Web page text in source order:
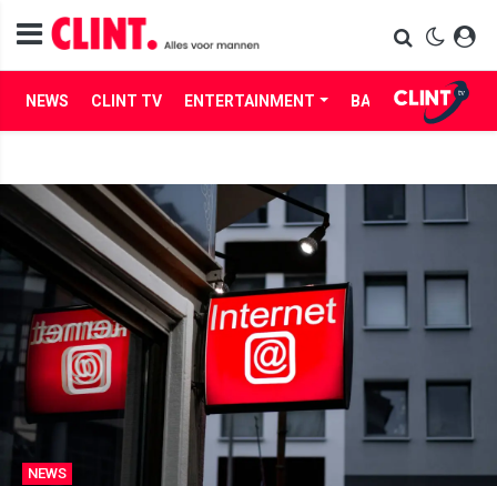
NEWS CLINT TV ENTERTAINMENT BABES LIFE
NEWS